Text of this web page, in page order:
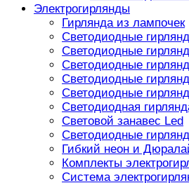
Электрогирлянды
Гирлянда из лампочек
Светодиодные
Светодиодные
Светодиодные
Светодиодные
Светодиодные
Светодиодная
Световой занавес Led
Светодиодные
Гибкий неон и
Комплекты
Система